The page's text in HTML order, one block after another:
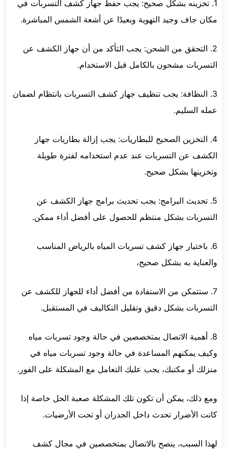
1. تخزينه بشكل صحيح: يجب حفظ جهاز كشف التسربات في
مكان جاف وجيد التهوية وبعيدًا عن أشعة الشمس المباشرة.
2. التحقق من الشحن: يجب التأكد من أن جهاز الكشف عن
التسربات مشحون بالكامل قبل الاستخدام.
3. النظافة: يجب تنظيف جهاز كشف التسربات بانتظام لضمان
عمله السليم.
4. التخزين الصحيح للبطاريات: يجب إزالة بطاريات جهاز
الكشف عن التسربات عند عدم استخدامه لفترة طويلة
وتخزينها بشكل صحيح.
5. تحديث البرامج: يجب تحديث برامج جهاز الكشف عن
التسربات بشكل منتظم للحصول على أفضل أداء ممكن.
6. باختيار جهاز كشف تسربات المياه بالرياض المناسب
والعناية به بشكل صحيح،
7. ستتمكن من الاستفادة من أفضل أداء للجهاز للكشف عن
التسربات بشكل دقيق وتقليل التكاليف في المستقبل.
8. أهمية الاتصال بمتخصصين في حالة وجود تسربات مياه
وكيف يمكنهم المساعدة في حالة وجود تسربات مياه في
منزلك أو مكتبك، يجب عليك التعامل مع المشكلة على الفور.
ومع ذلك، يمكن أن تكون تلك المشكلة صعبة الحل خاصة إذا
كانت الأضرار تحدث داخل الجدران أو تحت الأرضيات.
لهذا السبب، ينصح بالاتصال بمتخصصين في مجال كشف